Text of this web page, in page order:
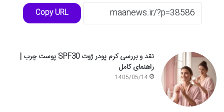
Copy URL
نقد و بررسی کرم پودر ژوت SPF30 پوست چرب |
راهنمای کامل
1405/05/14